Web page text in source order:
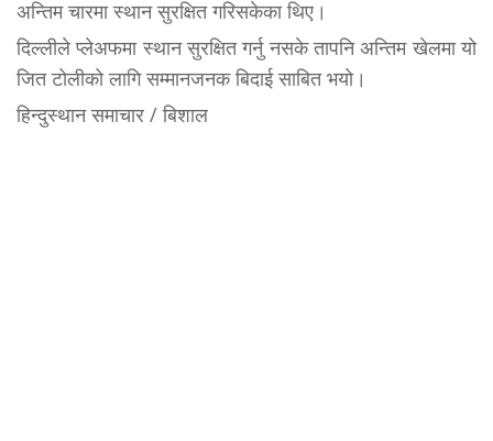
अन्तिम चारमा स्थान सुरक्षित गरिसकेका थिए।
दिल्लीले प्लेअफमा स्थान सुरक्षित गर्नु नसके तापनि अन्तिम खेलमा यो
जित टोलीको लागि सम्मानजनक बिदाई साबित भयो।
हिन्दुस्थान समाचार / बिशाल